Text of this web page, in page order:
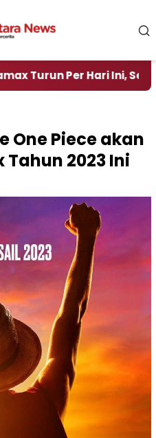
Hari Ini, Segini Harganya
One Piece akan
2023 Ini